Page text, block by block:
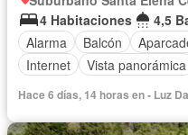
4 Habitaciones
4,5
Alarma
Balcón
Internet
Vista panorámica
Hace 6 días, 14 horas en - Luz